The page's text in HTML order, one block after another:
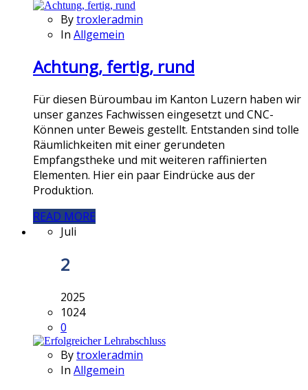
Bytroxleradmin
In Allgemein
Achtung, fertig, rund
Für diesen Büroumbau im Kanton Luzern haben wir
unser ganzes Fachwissen eingesetzt und CNC-
Können unter Beweis gestellt. Entstanden sind tolle
Räumlichkeiten mit einer gerundeten
Empfangstheke und mit weiteren raffinierten
Elementen. Hier ein paar Eindrücke aus der
Produktion.
READ MORE
Juli
2
2025
1024
0
Bytroxleradmin
In Allgemein